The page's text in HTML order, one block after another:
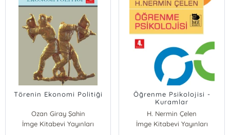
Törenin Ekonomi Politiği
Ozan Giray Şahin
İmge Kitabevi Yayınları
Öğrenme Psikolojisi -
Kuramlar
H. Nermin Çelen
İmge Kitabevi Yayınları